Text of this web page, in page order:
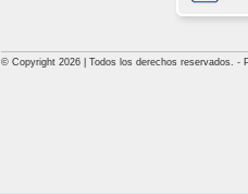
© Copyright 2026 | Todos los derechos reservados. -